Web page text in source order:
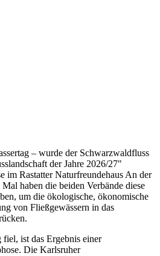
– wurde der Schwarzwaldfluss
der Jahre 2026/27"
im Rastatter Naturfreundehaus An der
haben die beiden Verbände diese
um die ökologische, ökonomische
von Fließgewässern in das
ist das Ergebnis einer
Die Karlsruher